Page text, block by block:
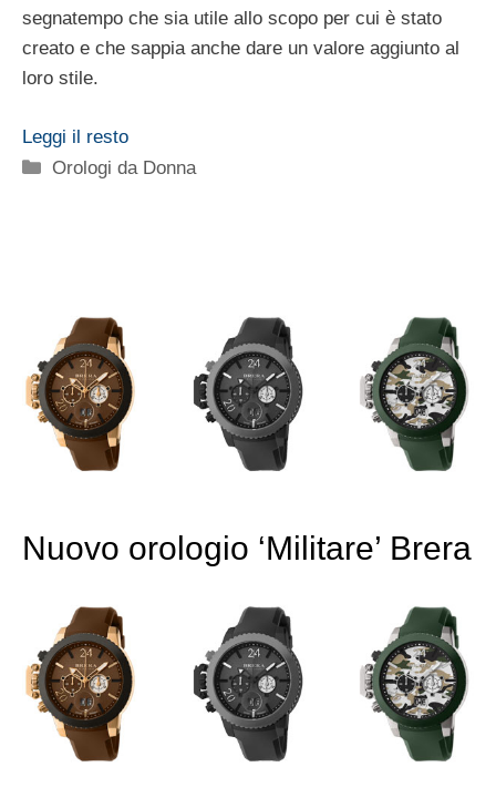
segnatempo che sia utile allo scopo per cui è stato
creato e che sappia anche dare un valore aggiunto al
loro stile.
Leggi il resto
Categorie
Orologi da Donna
Nuovo orologio ‘Militare’ Brera